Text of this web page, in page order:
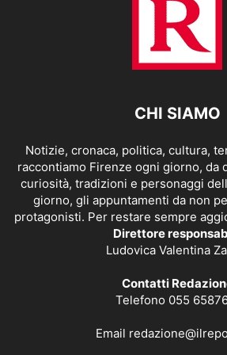
CHI SIAMO
Notizie, cronaca, politica, cultura,
raccontiamo Firenze ogni giorno, da
curiosità, tradizioni e personaggi
giorno, gli appuntamenti da non
protagonisti. Per restare sempre
Direttore
Ludovica Valentina
Contatti
Telefono 055
Email